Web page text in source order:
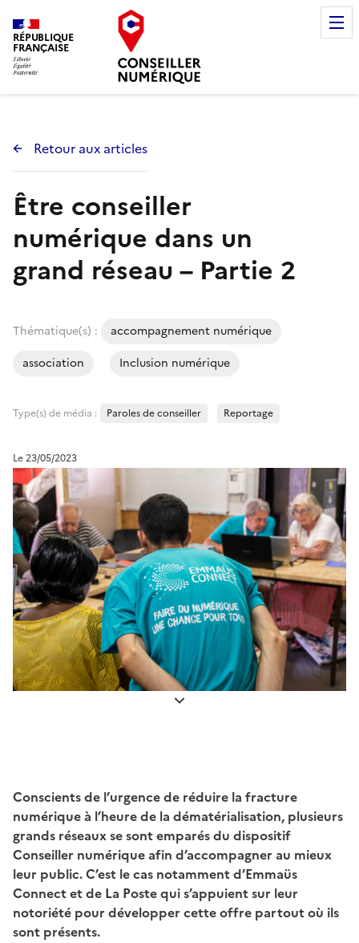
RÉPUBLIQUE
FRANÇAISE
Retour aux articles
Être conseiller
numérique dans un
grand réseau – Partie 2
Thématique(s) :
accompagnement numérique
association
Inclusion numérique
Type(s) de média : Paroles de conseiller Reportage
Le 23/05/2023
Conscients de l’urgence de réduire la fracture
numérique à l’heure de la dématérialisation, plusieurs
grands réseaux se sont emparés du dispositif
Conseiller numérique afin d’accompagner au mieux
leur public. C’est le cas notamment d’Emmaüs
Connect et de La Poste qui s’appuient sur leur
notoriété pour développer cette offre partout où ils
sont présents.